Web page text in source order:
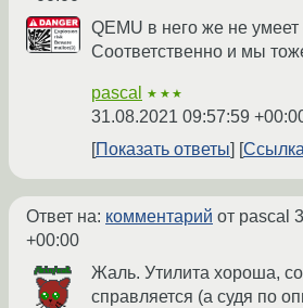
QEMU в него же не умеет
Соответственно и мы
pascal ★★★
31.08.2021 09:57:59
Показать ответы Ссылка
Ответ на: комментарий от pascal
+00:00
Жаль. Утилита хороша,
справляется (а судя по